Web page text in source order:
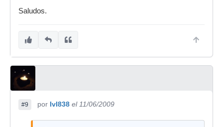
Saludos.
#9 por IvI838 el 11/06/2009